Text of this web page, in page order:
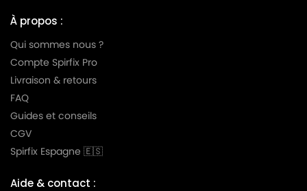
MIELE
MIELE
MIELE AMBIENTE PLUS
MIELE
MIELE AMBIENTE S5580
MIELE
MIELE
MIELE ANNIVERSARY
MIELE
MIELE ANNIVERSARY 100
À propos :
Qui sommes nous ?
Compte Spirfix Pro
Livraison & retours
FAQ
Guides et conseils
CGV
Spirfix Espagne 🇪🇸
Aide & contact :